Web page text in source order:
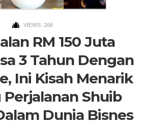
VIEWS: 266
RM 150 Juta
3 Tahun Dengan
Ini Kisah Menarik
Shuib
Dunia Bisnes